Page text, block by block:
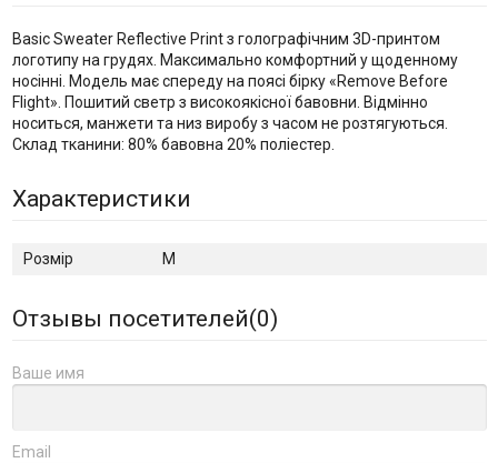
Basic Sweater Reflective Print з голографічним 3D-принтом
логотипу на грудях. Максимально комфортний у щоденному
носінні. Модель має спереду на поясі бірку «Remove Before
Flight». Пошитий светр з високоякісної бавовни. Відмінно
носиться, манжети та низ виробу з часом не розтягуються.
Склад тканини: 80% бавовна 20% поліестер.
Характеристики
Розмір M
Отзывы посетителей(0)
Ваше имя
Email